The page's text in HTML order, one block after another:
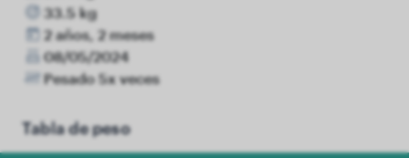
33.5 kg
2 años, 2 meses
08/05/2024
Pesado 5x veces
Tabla de peso